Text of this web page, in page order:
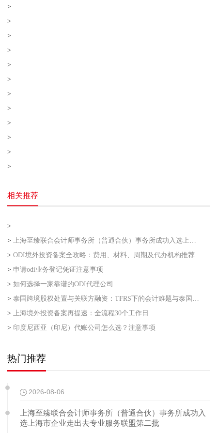
>
>
>
>
>
>
>
>
>
>
>
>
相关推荐
>
> 上海至臻联合会计师事务所（普通合伙）事务所成功入选上海市企业走出去专业服务联盟第二批
> ODI境外投资备案全攻略：费用、材料、周期及代办机构推荐
> 申请odi业务登记凭证注意事项
> 如何选择一家靠谱的ODI代理公司
> 泰国跨境股权处置与关联方融资：TFRS下的会计难题与泰国利得税的“资本与收益”之争
> 上海境外投资备案再提速：全流程30个工作日
> 印度尼西亚（印尼）代账公司怎么选？注意事项
热门推荐
2026-08-06
上海至臻联合会计师事务所（普通合伙）事务所成功入
选上海市企业走出去专业服务联盟第二批